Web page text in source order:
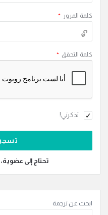
كلمة المرور *
كلمة التحقق *
تذكرني!
تحتاج إلى
الجانبية
ابحث عن ترجمة